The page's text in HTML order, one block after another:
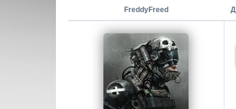
FreddyFreed